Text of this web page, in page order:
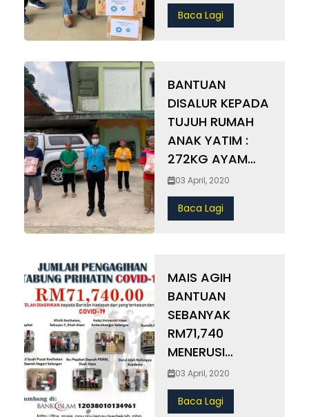
MUKA DAN
KUMAN
Baca Lagi
BANTUAN
DISALUR KEPADA
TUJUH RUMAH
ANAK YATIM :
272KG AYAM
DAN 144KG IKAN
03 April, 2020
Baca Lagi
MAIS AGIH
BANTUAN
SEBANYAK
RM71,740
MENERUSI
TABUNG
PRIHATIN
COVID-19
03 April, 2020
Baca Lagi